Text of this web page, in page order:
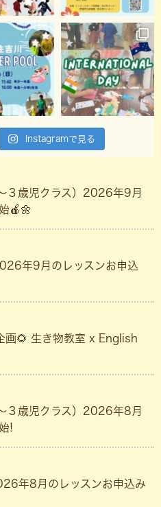
Instagramで見る
３歳児クラス）2026年9月
🍎🌼
年9月のレッスンお申込
🌻 生き物教室 x English
３歳児クラス）2026年8月
!
年8月のレッスンお申込み